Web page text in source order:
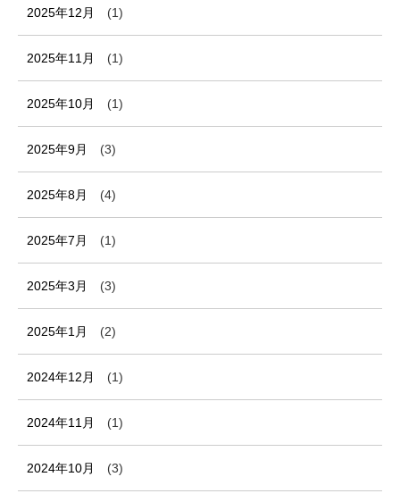
2025年12月 (1)
2025年11月 (1)
2025年10月 (1)
2025年9月 (3)
2025年8月 (4)
2025年7月 (1)
2025年3月 (3)
2025年1月 (2)
2024年12月 (1)
2024年11月 (1)
2024年10月 (3)